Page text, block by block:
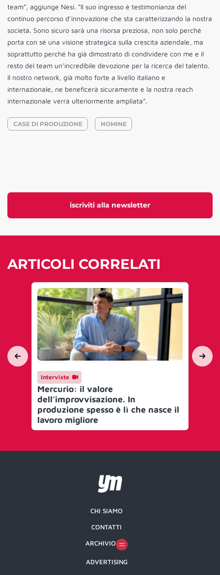
iscriviti alla newsletter
team”, aggiunge Nesi. “Il suo ingresso è testimonianza del
continuo percorso d’innovazione che sta caratterizzando la nostra
società. Sono sicuro sarà una risorsa preziosa, non solo perché
porta con sé una visione strategica sulla crescita aziendale, ma
soprattutto perché ha già dimostrato di condividere con me e il
resto del team un’incredibile devozione per la ricerca del talento.
Il nostro network, già molto forte a livello italiano e
internazionale, ne beneficerà sicuramente e la nostra reach
internazionale verrà ulteriormente ampliata”.
CASE DI PRODUZIONE NOMINE
ARTICOLI CORRELATI
Interviste
Mercurio: il valore
dell’improvvisazione. In
produzione spesso è lì che nasce il
lavoro migliore
CHI SIAMO
CONTATTI
ARCHIVIO
ADVERTISING